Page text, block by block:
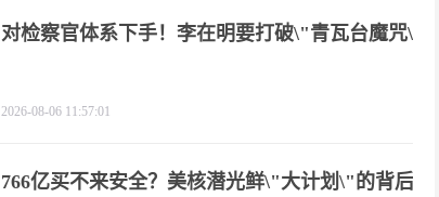
对检察官体系下手！李在明要打破\"青瓦台魔咒\"
2026-08-06 11:57:01
766亿买不来安全？美核潜光鲜\"大计划\"的背后